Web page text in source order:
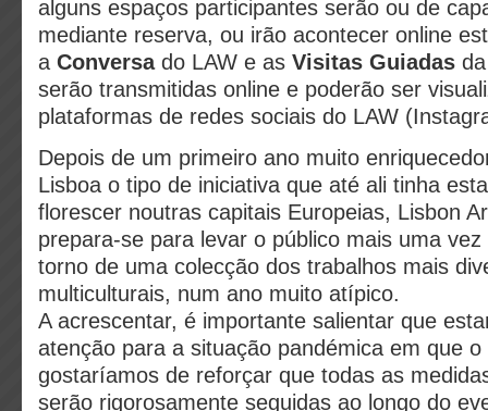
alguns espaços participantes serão ou de
mediante reserva, ou irão acontecer online
a Conversado LAW e as Visitas Guiadas
serão transmitidas online e poderão ser
plataformas de redes sociais do LAW
Depois de um primeiro ano muito
Lisboa o tipo de iniciativa que até ali tinha
florescer noutras capitais Europeias, Lisbon
prepara-se para levar o público mais uma
torno de uma colecção dos trabalhos mais
multiculturais, num ano muito atípico.
A acrescentar, é importante salientar que
atenção para a situação pandémica em que
gostaríamos de reforçar que todas as
serão rigorosamente seguidas ao longo do